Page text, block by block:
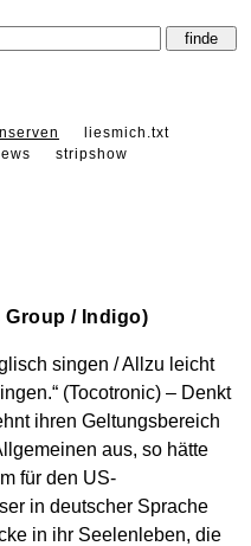
liesmich.txt
stripshow
Group / Indigo)
singen / Allzu leicht
(Tocotronic) – Denkt
ihren Geltungsbereich
aus, so hätte
für den US-
in deutscher Sprache
in ihr Seelenleben, die